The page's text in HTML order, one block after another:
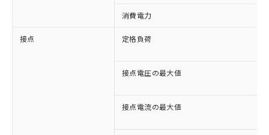
消費電力
接点 定格負荷
接点電圧の最大値
接点電流の最大値